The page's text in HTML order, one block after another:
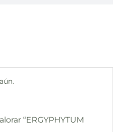
“ERGYPHYTUM